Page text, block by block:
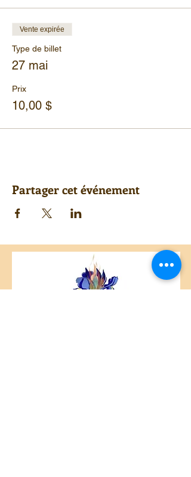
Vente expirée
Type de billet
27 mai
Prix
10,00 $
Partager cet événement